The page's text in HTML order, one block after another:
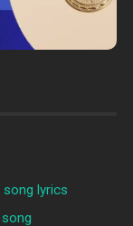
song lyrics